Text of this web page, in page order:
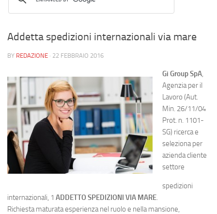
Addetta spedizioni internazionali via mare
BY REDAZIONE · 22 FEBBRAIO 2016
Gi Group SpA,
Agenzia per il
Lavoro (Aut.
Min. 26/11/04
Prot. n. 1101-
SG) ricerca e
seleziona per
azienda cliente
settore
spedizioni
internazionali, 1 ADDETTO SPEDIZIONI VIA MARE.
Richiesta maturata esperienza nel ruolo e nella mansione,